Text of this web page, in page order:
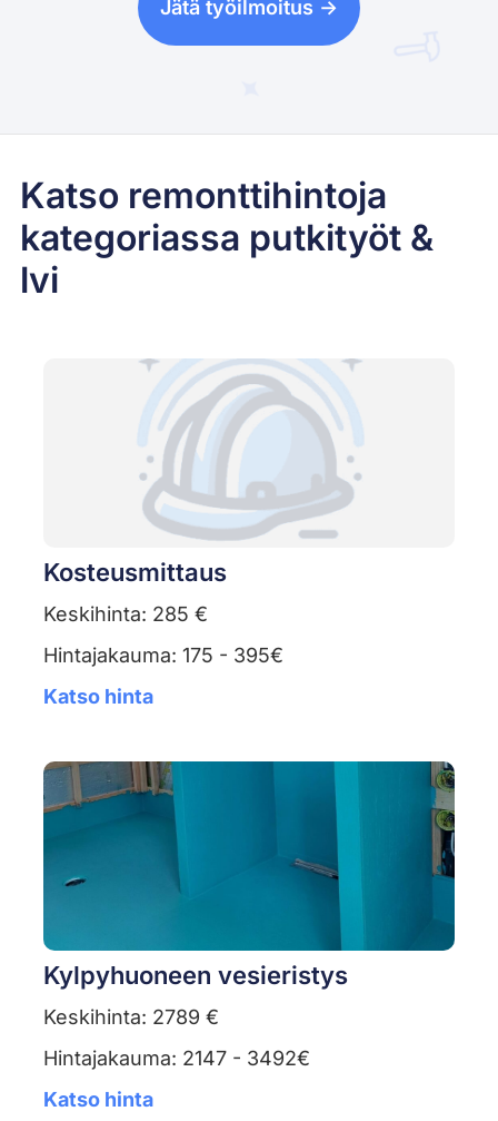
Jätä työilmoitus ->
Katso remonttihintoja
kategoriassa putkityöt &
lvi
Kosteusmittaus
Keskihinta: 285 €
Hintajakauma: 175 - 395€
Katso hinta
Kylpyhuoneen vesieristys
Keskihinta: 2789 €
Hintajakauma: 2147 - 3492€
Katso hinta